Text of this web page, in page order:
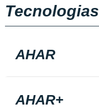
Tecnologias
AHAR
AHAR+